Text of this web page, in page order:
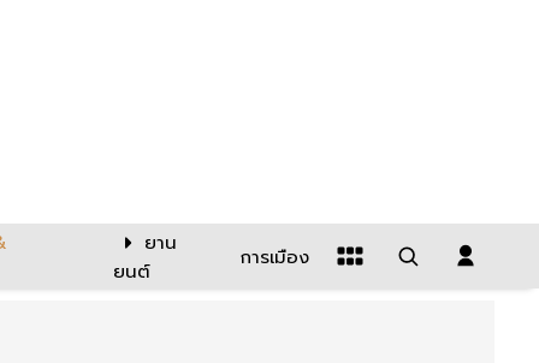
ยาน
ยนต์
การเมือง